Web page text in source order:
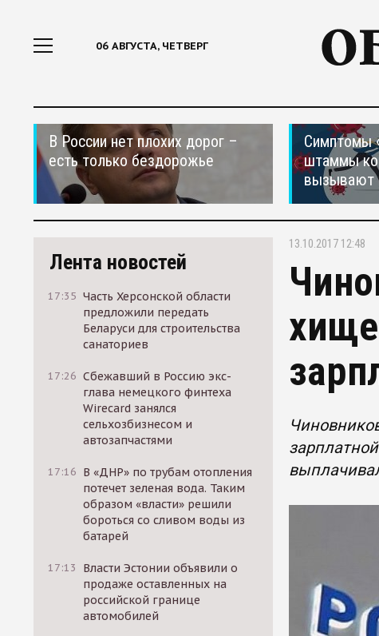
06 АВГУСТА, ЧЕТВЕРГ
В России нет плохих дорог –
есть только бездорожье
Симптомы
штаммы
вызывают
Лента новостей
17:35 Часть Херсонской области
предложили передать
Беларуси для строительства
санаториев
17:26 Сбежавший в Россию экс-
глава немецкого финтеха
Wirecard занялся
сельхозбизнесом и
автозапчастями
17:16 В «ДНР» по трубам отопления
потечет зеленая вода. Таким
образом «власти» решили
бороться со сливом воды из
батарей
17:13
Власти Эстонии объявили о
продаже оставленных на
российской границе
автомобилей
13.10.2017 12:48